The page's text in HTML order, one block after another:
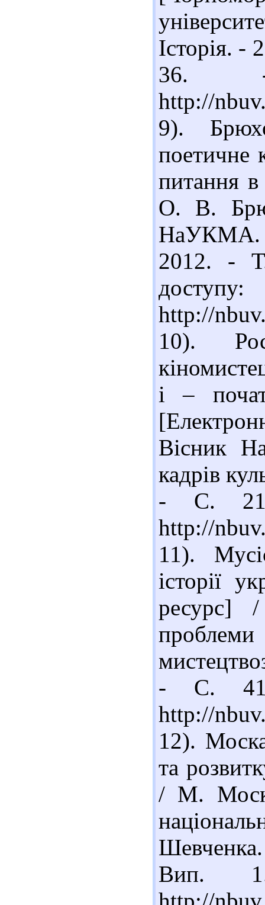
Історія.
36. -
http://
9).
поетичне
питання
О. В.
НаУКМА.
2012. -
доступу:
http://
10).
і –
Вісник
кадрів
- С.
http://
11).
історії
ресурс]
- С.
http://
12).
та
/ М.
Вип.